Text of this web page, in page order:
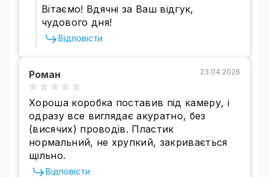
Вітаємо! Вдячні за Ваш відгук,
чудового дня!
Відповісти
Роман 23.04.2026
Хороша коробка поставив під камеру, і
одразу все виглядає акуратно, без
(висячих) проводів. Пластик
нормальний, не хрупкий, закривається
щільно.
Відповісти